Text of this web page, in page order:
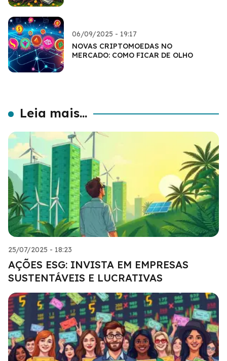
06/09/2025 - 19:17
NOVAS CRIPTOMOEDAS NO
MERCADO: COMO FICAR DE OLHO
Leia mais...
25/07/2025 - 18:23
AÇÕES ESG: INVISTA EM EMPRESAS
SUSTENTÁVEIS E LUCRATIVAS